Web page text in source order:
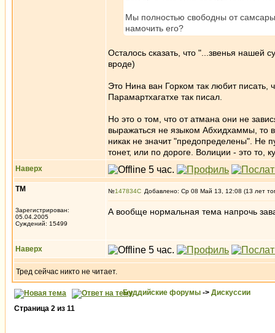
Мы полностью свободны от
намочить его?
Осталось сказать, что "...звенья нашей
вроде)
Это Нина ван Горком так любит писать,
Парамартхагатхе так писал.
Но это о том, что от атмана они не
выражаться не языком Абхидхаммы, то
никак не значит "предопределены". Не
тонет, или по дороге. Волиции - это то,
Наверх
ТМ
Зарегистрирован:
05.04.2005
Суждений: 15499
№147834 Добавлено: Ср 08 Май 13, 12:08 (13 лет
А вообще нормальная тема напрочь
Наверх
Тред сейчас никто не читает.
Буддийские форумы -> Дискуссии
Страница 2 из 11